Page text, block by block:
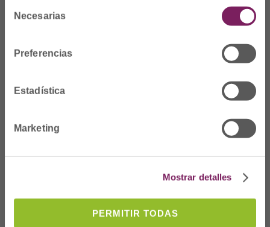
Necesarias
Preferencias
Estadística
Marketing
Mostrar detalles
PERMITIR TODAS
Non gaude
20006 Donostia/San
Telf: 943 42 91 14
Ordutegia A-O